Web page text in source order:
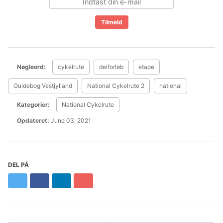
Nøgleord: cykelrute delforløb etape
Guidebog Vestjylland National Cykelrute 2 national
Kategorier: National Cykelrute
Opdateret: June 03, 2021
DEL PÅ